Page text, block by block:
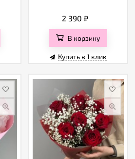
2 390₽
В корзину
Купить в 1 клик